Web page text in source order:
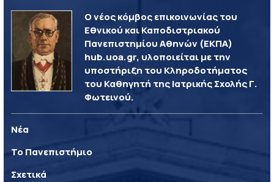
Ο νέος κόμβος επικοινωνίας του
Εθνικού και Καποδιστριακού
Πανεπιστημίου Αθηνών (ΕΚΠΑ)
hub.uoa.gr, υλοποιείται με την
υποστήριξη του Κληροδοτήματος
του Καθηγητή της Ιατρικής Σχολής Γ.
Φωτεινού.
Νέα
Το Πανεπιστήμιο
Σχετικά